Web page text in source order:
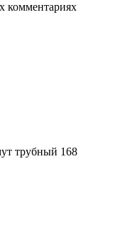
комментариях
трубный 168